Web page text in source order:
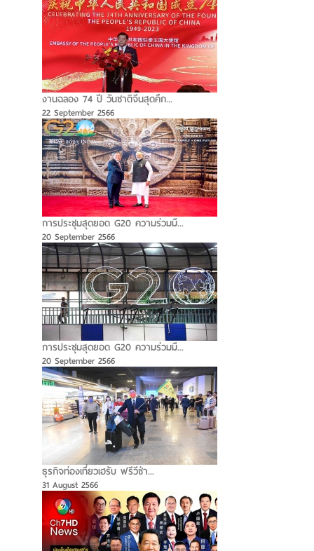
งานฉลอง 74 ปี วันชาติจีนสุดคึก...
22 September 2566
การประชุมสุดยอด G20 ความร่วมมื...
20 September 2566
การประชุมสุดยอด G20 ความร่วมมื...
20 September 2566
ธุรกิจท่องเที่ยวเฮรับ ฟรีวีซ่า...
31 August 2566